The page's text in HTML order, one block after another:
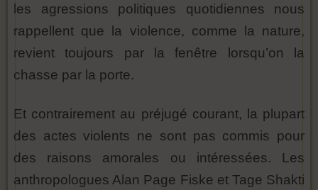
les agressions politiques quotidiennes nous
rappellent que la violence, comme la nature,
revient toujours par la fenêtre lorsqu’on la
chasse par la porte.
Et contrairement au préjugé courant, la plupart
des actes violents ne sont pas commis pour
des raisons amorales ou intéressées. Les
anthropologues Alan Page Fiske et Tage Shakti